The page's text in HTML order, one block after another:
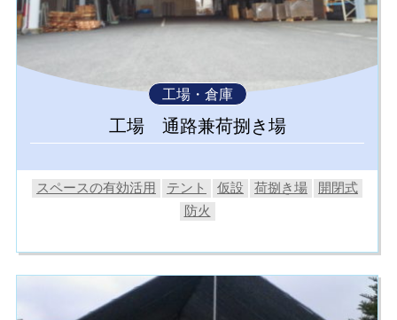
工場・倉庫
工場 通路兼荷捌き場
スペースの有効活用 テント 仮設 荷捌き場
開閉式
防火